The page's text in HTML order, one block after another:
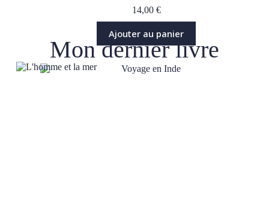
14,00 €
Ajouter au panier
Mon dernier livre